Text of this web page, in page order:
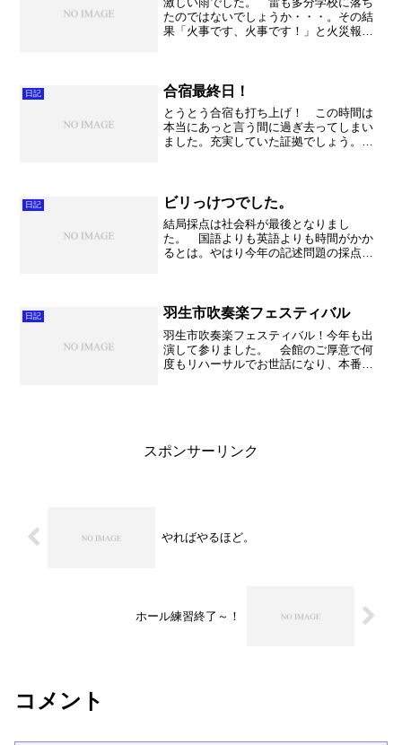
たのではないでしょうか・・・。その結
果「火事です、火事です！」と火災報知
さて。 合宿初日というこ...
日記 合宿最終日！
とうとう合宿も打ち上げ！ この時間は
本当にあっと言う間に過ぎ去ってしまい
ました。充実していた証拠でしょう。も
の競争の場所で演奏すると...
日記 ビリっけつでした。
結局採点は社会科が最後となりまし
た。 国語よりも英語よりも時間がかか
るとは。やはり今年の記述問題の採点は
後まで終了すると本当に感動！...
日記 羽生市吹奏楽フェスティバル
羽生市吹奏楽フェスティバル！今年も出
演して参りました。 会館のご厚意で何
度もリハーサルでお世話になり、本番で
スポンサーリンク
やればやるほど。
ホール練習終了～！
コメント